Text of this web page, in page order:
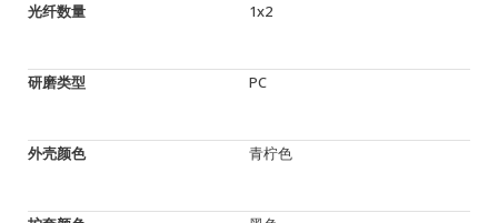
光纤数量 1x2
研磨类型 PC
外壳颜色 青柠色